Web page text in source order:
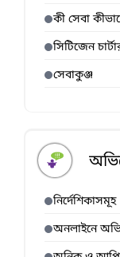
কী সেবা
সিটিজেন
সেবাকুঞ্জ
নির্দেশিকাসমূহ
অনলাইনে